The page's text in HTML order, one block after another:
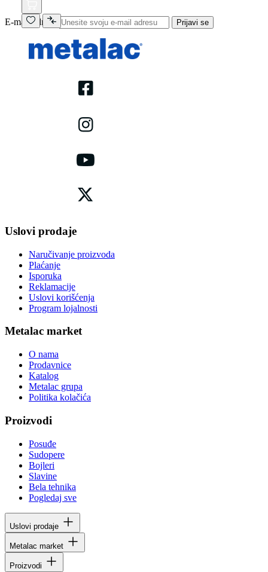
E-mail adresa Prijavi se
Uslovi prodaje
Naručivanje proizvoda
Plaćanje
Isporuka
Reklamacije
Uslovi korišćenja
Program lojalnosti
Metalac market
O nama
Prodavnice
Katalog
Metalac grupa
Politika kolačića
Proizvodi
Posuđe
Sudopere
Bojleri
Slavine
Bela tehnika
Pogledaj sve
Uslovi prodaje
Metalac market
Proizvodi